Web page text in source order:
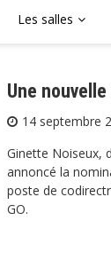
Les salles
Une
14 septembre
Ginette Noiseux,
annoncé la
poste de
GO.